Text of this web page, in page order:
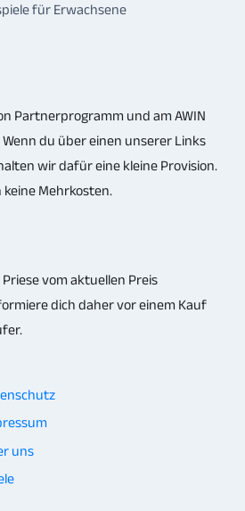
für Erwachsene
Partnerprogramm und am AWIN
du über einen unserer Links
wir dafür eine kleine Provision.
Mehrkosten.
vom aktuellen Preis
dich daher vor einem Kauf
uns